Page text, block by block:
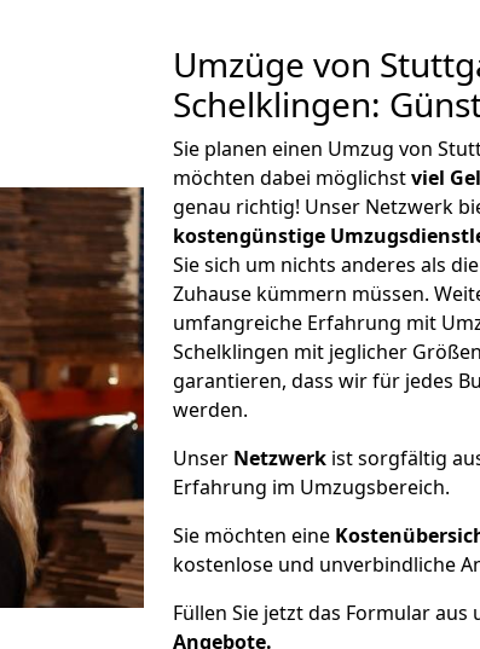
Umzüge von
Schelklingen:
Sie planen einen Umzug von
möchten dabei möglichstviel
genau richtig! Unser Netzwerk
kostengünstige
Sie sich um nichts anderes als
Zuhause kümmern müssen.
umfangreiche Erfahrung mit
Schelklingen mit jeglicher
garantieren, dass wir für jedes
werden.
Unser Netzwerk ist sorgfältig
Erfahrung im Umzugsbereich.
Sie möchten eine
kostenlose und unverbindliche
Füllen Sie jetzt das Formular aus
Angebote.